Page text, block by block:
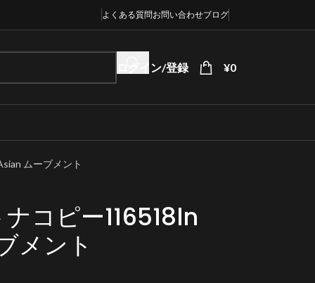
よくある質問お問い合わせブログ
ログイン/登録 ¥0
ムーブメント
コピー116518ln
メント